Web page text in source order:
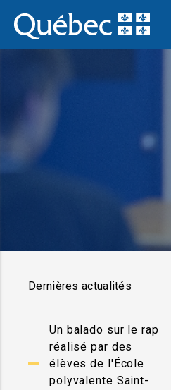
Dernières actualités
Un balado sur le rap
réalisé par des
élèves de l'École
polyvalente Saint-